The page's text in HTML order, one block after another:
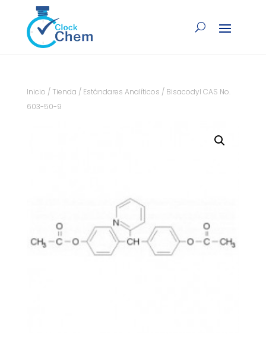
Inicio / Tienda / Estándares Analíticos / Bisacodyl CAS No.
603-50-9